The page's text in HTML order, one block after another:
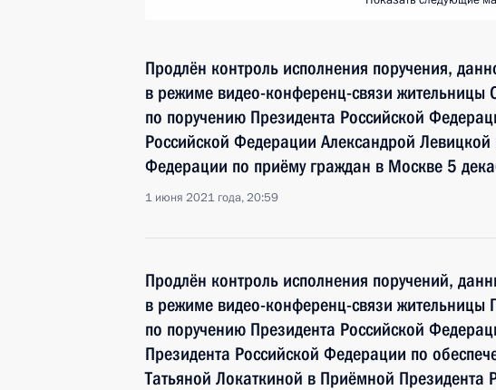
Продлён контроль исполнения поручения,
в режиме видео-конференц-связи жительницы
по поручению Президента Российской
Российской Федерации Александрой
Федерации по приёму граждан в Москве 5
1 июня 2021 года, 20:59
Продлён контроль исполнения поручений,
в режиме видео-конференц-связи жительницы
по поручению Президента Российской
Президента Российской Федерации по
Татьяной Локаткиной в Приёмной Президента